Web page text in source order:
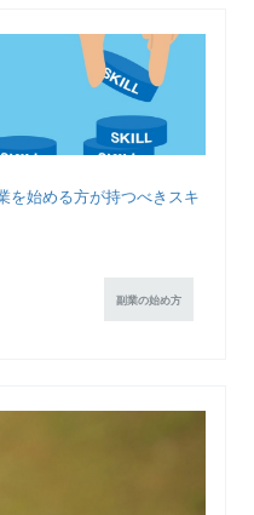
を始める方が持つべきスキ
副業の始め方